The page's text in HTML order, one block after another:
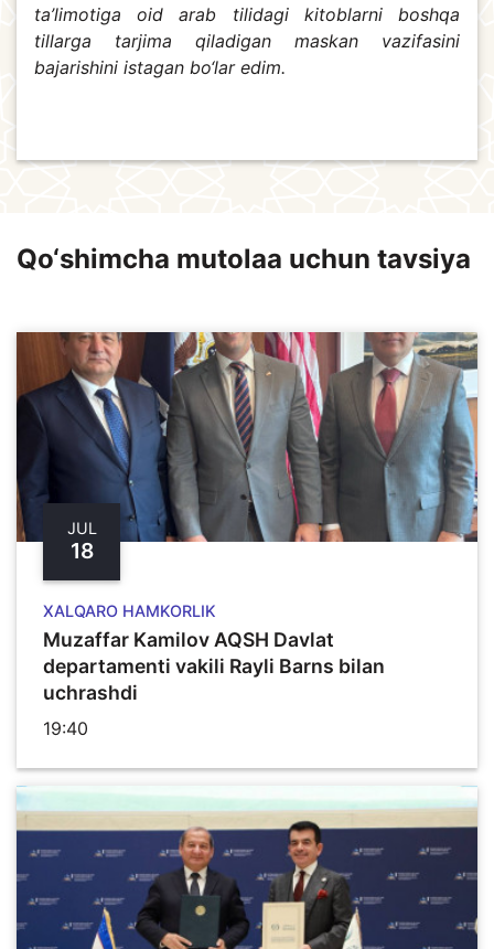
ta’limotiga oid arab tilidagi kitoblarni boshqa
tillarga tarjima qiladigan maskan vazifasini
bajarishini istagan bo‘lar edim.
Qo‘shimcha mutolaa uchun tavsiya
JUL
18
XALQARO HAMKORLIK
Muzaffar Kamilov AQSH Davlat
departamenti vakili Rayli Barns bilan
uchrashdi
19:40